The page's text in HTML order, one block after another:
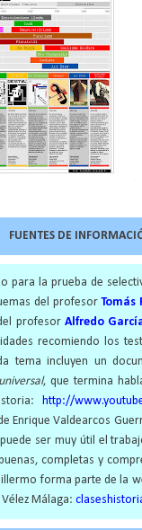
FUENTES DE
para la prueba de
del profesorTomás
profesor Alfredo
recomiendo los
tema incluyen un
, que termina
http://
Enrique Valdearcos
puede ser muy útil el
completas y
forma parte de la
Vélez Málaga: